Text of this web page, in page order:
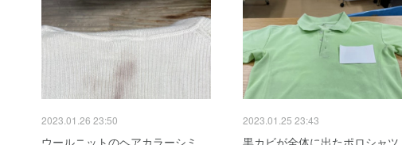
2023.01.26 23:50 2023.01.25 23:43